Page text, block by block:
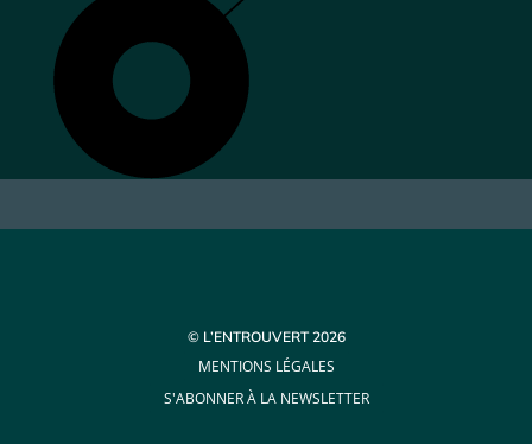
© L’ENTROUVERT 2026
MENTIONS LÉGALES
S'ABONNER À LA NEWSLETTER